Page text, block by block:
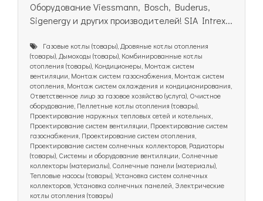
Оборудование Viessmann, Bosch, Buderus,
Sigenergy и других производителей! SIA Intrex...
Газовые котлы (товары), Дровяные котлы отопления
(товары), Дымоходы (товары), Комбинированные котлы
отопления (товары), Кондиционеры, Монтаж систем
вентиляции, Монтаж систем газоснабжения, Монтаж систем
отопления, Монтаж систем охлаждения и кондиционирования,
Ответственное лицо за газовое хозяйство (услуга), Очистное
оборудование, Пеллетные котлы отопления (товары),
Проектирование наружных тепловых сетей и котельных,
Проектирование систем вентиляции, Проектирование систем
газоснабжения, Проектирование систем отопления,
Проектирование систем солнечных коллекторов, Радиаторы
(товары), Системы и оборудование вентиляции, Солнечные
коллекторы (материалы), Солнечные панели (материалы),
Тепловые насосы (товары), Установка систем солнечных
коллекторов, Установка солнечных панелей, Электрические
котлы отопления (товары)